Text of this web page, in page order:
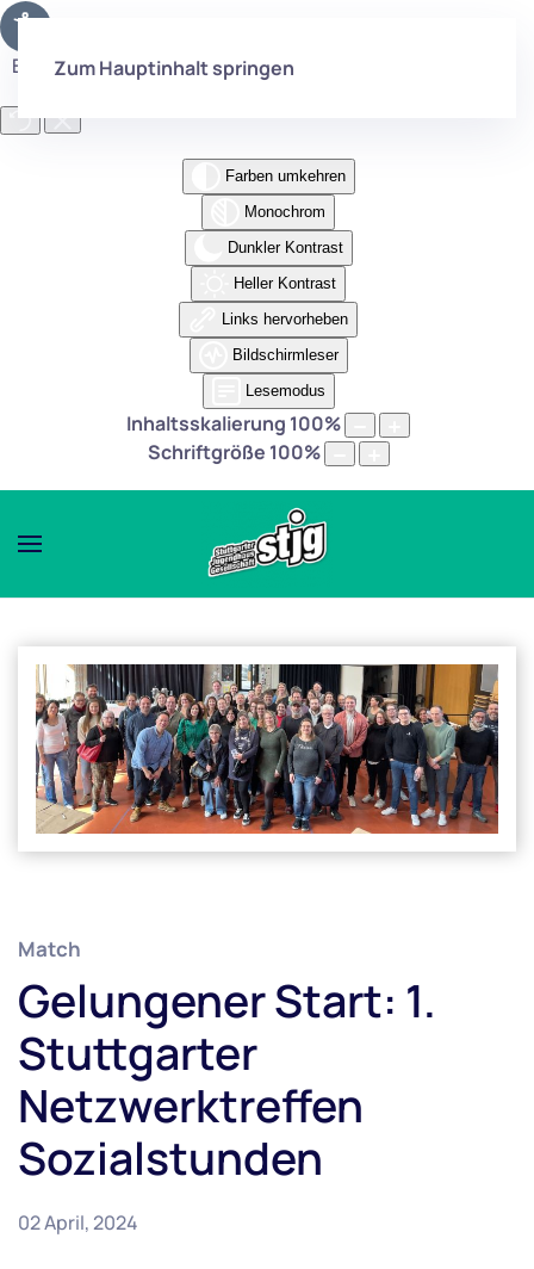
Eingabehilfen öffnen
Farben umkehren
Monochrom
Dunkler Kontrast
Heller Kontrast
Links hervorheben
Bildschirmleser
Lesemodus
Inhaltsskalierung 100%
Schriftgröße 100%
Zum Hauptinhalt springen
Match
Gelungener Start: 1.
Stuttgarter
Netzwerktreffen
Sozialstunden
02 April, 2024